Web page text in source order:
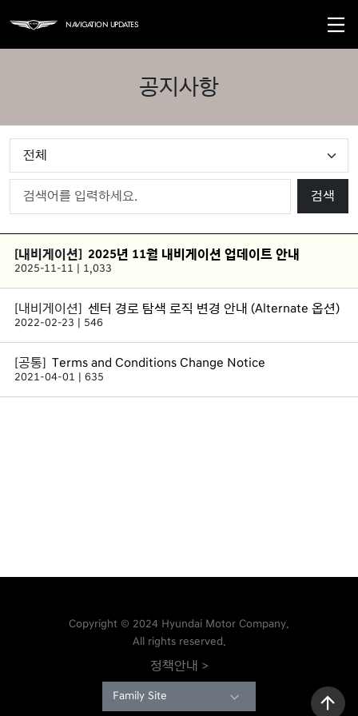
Navigation Updates
공지사항
검색
2025년 11월 내비게이션 업데이트 안내
2025-11-11 1,033
센터 경로 탐색 로직 변경 안내 (Alternate 옵션)
2022-02-23 546
Terms and Conditions Change Notice
2021-04-01 635
Copyright © 2024 Hyundai Motor Company.
All rights reserved.
정책안내 >
Family Site